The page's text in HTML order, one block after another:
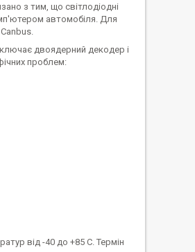
з тим, що світлодіодні
автомобіля. Для
двоядерний декодер і
проблем:
від -40 до +85 С. Термін